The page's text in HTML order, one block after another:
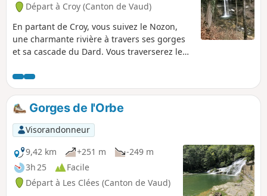
Départ à Croy (Canton de Vaud)
En partant de Croy, vous suivez le Nozon,
une charmante rivière à travers ses gorges
et sa cascade du Dard. Vous traverserez le
vous rendre ensuite à l'ancienne abbatiale
de Romainmôtier qui fut fondée au milieu
du Ve siècle.
Gorges de l'Orbe
Visorandonneur
9,42 km
+251 m
-249 m
3h 25
Facile
Départ à Les Clées (Canton de Vaud)